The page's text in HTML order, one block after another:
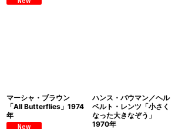
マーシャ・ブラウン
「All Butterflies」1974
年
ハンス・バウマン／ヘル
ベルト・レンツ「小さく
なった大きなぞう」
1970年